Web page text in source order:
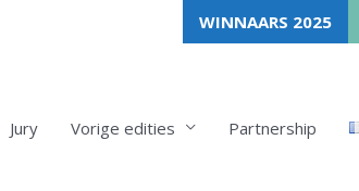
WINNAARS 2025
Jury Vorige edities Partnership